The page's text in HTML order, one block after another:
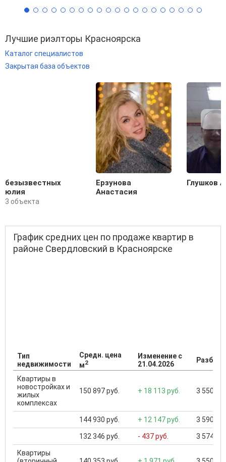
Лучшие риэлторы Красноярска
Каталог специалистов
Закрытая база объектов
безызвестных
юлия
3 объекта
Ерзунова
Анастасия
Глушков
График средних цен по продаже квартир в
районе Свердловский в Красноярске
Тип
недвижимости
Средн. цена
м2
Изменение с
21.04.2026
Квартиры в
новостройках и
жилых
комплексах
150 897 руб. + 18 113 руб. 3 550
144 930 руб. + 12 147 руб. 3 590
132 346 руб. - 437 руб. 3 574
Квартиры